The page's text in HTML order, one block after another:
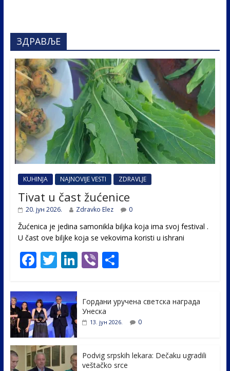
ЗДРАВЉЕ
KUHINJA NAJNOVIJE VESTI ZDRAVLJE
Tivat u čast žućenice
20. јун 2026. Zdravko Elez 0
Žućenica je jedina samonikla biljka koja ima svoj festival .
U čast ovе biljke koja se vekovima koristi u ishrani
F
e
b
o
o
k
T
itt
er
Li
e
dI
Vi S
e
Гордани уручена светска награда
Унеска
13. јун 2026. 0
Podvig srpskih lekara: Dečaku ugradili
veštačko srce